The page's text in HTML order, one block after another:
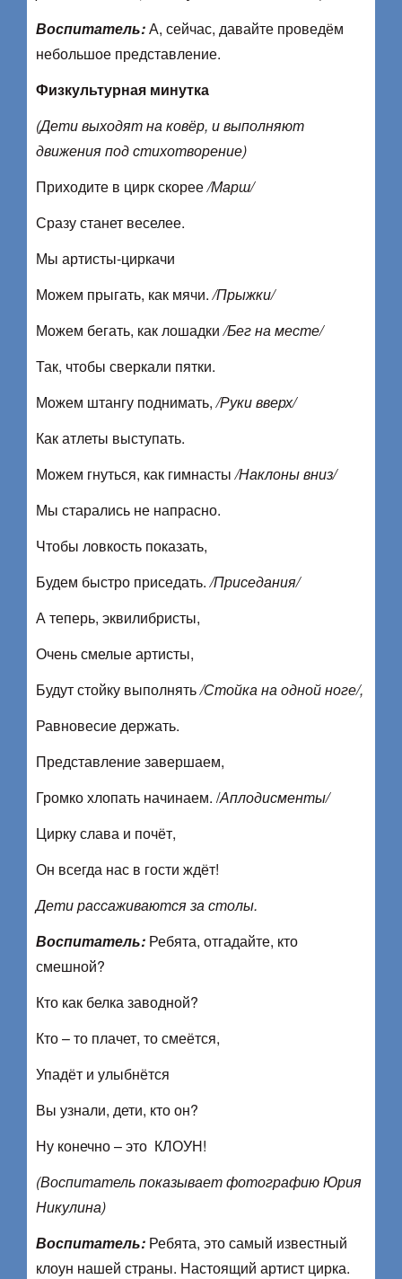
Воспитатель:А, сейчас, давайте проведём
небольшое представление.
Физкультурная минутка
(Дети выходят на ковёр, и выполняют
движения под стихотворение)
Приходите в цирк скорее/Марш/
Сразу станет веселее.
Мы артисты-циркачи
Можем прыгать, как мячи./Прыжки/
Можем бегать, как лошадки/Бег на месте/
Так, чтобы сверкали пятки.
Можем штангу поднимать,/Руки вверх/
Как атлеты выступать.
Можем гнуться, как гимнасты/Наклоны вниз/
Мы старались не напрасно.
Чтобы ловкость показать,
Будем быстро приседать./Приседания/
А теперь, эквилибристы,
Очень смелые артисты,
Будут стойку выполнять/Стойка на одной ноге/,
Равновесие держать.
Представление завершаем,
Громко хлопать начинаем. /Аплодисменты/
Цирку слава и почёт,
Он всегда нас в гости ждёт!
Дети рассаживаются за столы.
Воспитатель: Ребята, отгадайте, кто
смешной?
Кто как белка заводной?
Кто – то плачет, то смеётся,
Упадёт и улыбнётся
Вы узнали, дети, кто он?
Ну конечно – это КЛОУН!
(Воспитатель показывает фотографию Юрия
Никулина)
Воспитатель: Ребята, это самый известный
клоун нашей страны. Настоящий артист цирка.